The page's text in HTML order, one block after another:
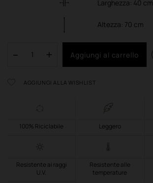
Larghezza: 40 cm
Altezza: 70 cm
Aggiungi al carrello
AGGIUNGI ALLA WISHLIST
100% Riciclabile Leggero
Resistente ai raggi
U.V.
Resistente alle
temperature